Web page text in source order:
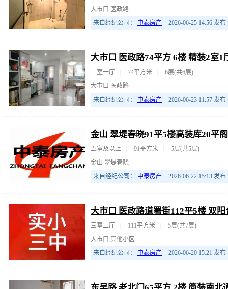
大市口 医政路
来自经纪公司： 中泰房产 2026-06-25 14:56 发布
大市口 医政路74平方 6楼 精装2室
二室一厅 74平方米
6层(共6层)
大市口 医政路
来自经纪公司： 中泰房产 2026-06-23 11:57 发布
金山 翠堤春晓91平5楼高装库20平
五室及以上 91平方米
5层(共5层)
金山 翠堤春晓
来自经纪公司： 中泰房产 2026-06-22 15:13 发布
大市口 医政路道署街112平5楼 双
三室二厅 111平方米
5层(共7层)
大市口 其他小区
来自经纪公司： 中泰房产 2026-06-20 15:21 发布